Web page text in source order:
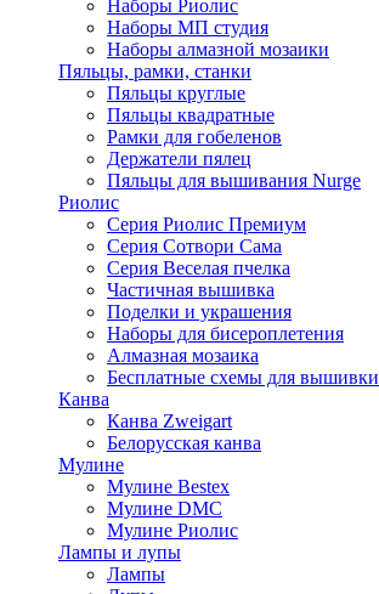
Наборы Риолис
Наборы МП студия
Наборы алмазной мозаики
Пяльцы, рамки, станки
Пяльцы круглые
Пяльцы квадратные
Рамки для гобеленов
Держатели пялец
Пяльцы для вышивания Nurge
Риолис
Серия Риолис Премиум
Серия Сотвори Сама
Серия Веселая пчелка
Частичная вышивка
Поделки и украшения
Наборы для бисероплетения
Алмазная мозаика
Бесплатные схемы для вышивки
Канва
Канва Zweigart
Белорусская канва
Мулине
Мулине Bestex
Мулине DMC
Мулине Риолис
Лампы и лупы
Лампы